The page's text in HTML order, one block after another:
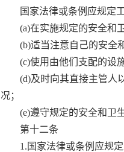
国家法律或条例应规定工
(a)在实施规定的安全和卫
(b)适当注意自己的安全和
(c)使用由他们支配的设施
(d)及时向其直接主管人以
况；
(e)遵守规定的安全和卫生
第十二条
1.国家法律或条例应规定